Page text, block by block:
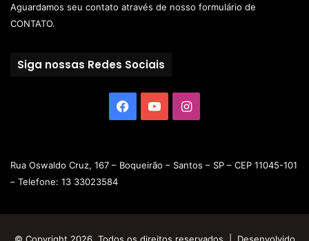
Aguardamos seu contato através de nosso formulário de
CONTATO.
Siga nossas Redes Sociais
Rua Oswaldo Cruz, 167 – Boqueirão – Santos – SP – CEP 11045-101
– Telefone: 13 33023584
© Copyright 2026, Todos os direitos reservados | Desenvolvido